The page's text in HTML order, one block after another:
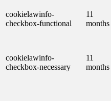
cookielawinfo-
checkbox-functional
11
months
cookielawinfo-
checkbox-necessary
11
months